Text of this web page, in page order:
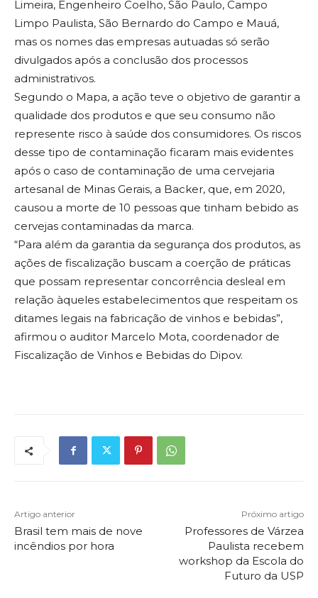
Limeira, Engenheiro Coelho, São Paulo, Campo
Limpo Paulista, São Bernardo do Campo e Mauá,
mas os nomes das empresas autuadas só serão
divulgados após a conclusão dos processos
administrativos.
Segundo o Mapa, a ação teve o objetivo de garantir a
qualidade dos produtos e que seu consumo não
represente risco à saúde dos consumidores. Os riscos
desse tipo de contaminação ficaram mais evidentes
após o caso de contaminação de uma cervejaria
artesanal de Minas Gerais, a Backer, que, em 2020,
causou a morte de 10 pessoas que tinham bebido as
cervejas contaminadas da marca.
“Para além da garantia da segurança dos produtos, as
ações de fiscalização buscam a coerção de práticas
que possam representar concorrência desleal em
relação àqueles estabelecimentos que respeitam os
ditames legais na fabricação de vinhos e bebidas”,
afirmou o auditor Marcelo Mota, coordenador de
Fiscalização de Vinhos e Bebidas do Dipov.
Artigo anterior
Brasil tem mais de nove
incêndios por hora
Próximo artigo
Professores de Várzea
Paulista recebem
workshop da Escola do
Futuro da USP